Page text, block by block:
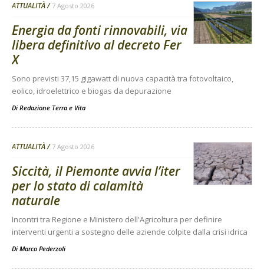
ATTUALITÀ 7 Agosto 2026
Energia da fonti rinnovabili, via
libera definitivo al decreto Fer
X
Sono previsti 37,15 gigawatt di nuova capacità tra fotovoltaico,
eolico, idroelettrico e biogas da depurazione
Di Redazione Terra e Vita
ATTUALITÀ 7 Agosto 2026
Siccità, il Piemonte avvia l’iter
per lo stato di calamità
naturale
Incontri tra Regione e Ministero dell'Agricoltura per definire
interventi urgenti a sostegno delle aziende colpite dalla crisi idrica
Di Marco Pederzoli